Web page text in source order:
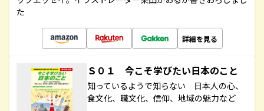
た
詳細を見る
Ｓ０１ 今こそ学びたい日本のこと
知っているようで知らない 日本人の心、
食文化、職文化、信仰、地域の魅力など